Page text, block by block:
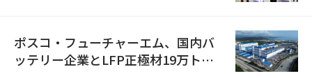
ポスコ・フューチャーエム、国内バ
ッテリー企業とLFP正極材19万トン